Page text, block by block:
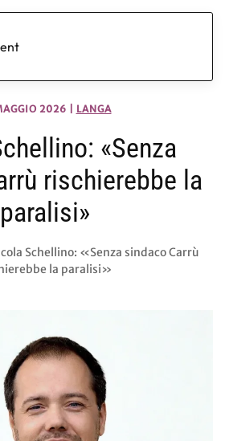
2026 LANGA
«Senza
rischierebbe la
paralisi»
Schellino: «Senza sindaco Carrù
la paralisi»